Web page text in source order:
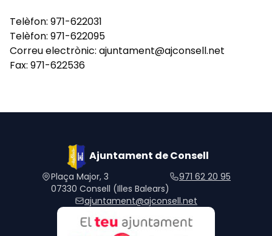
Telèfon: 971-622031
Telèfon: 971-622095
Correu electrònic: ajuntament@ajconsell.net
Fax: 971-622536
Ajuntament de Consell
Plaça Major, 3
07330 Consell (Illes Balears)
971 62 20 95
ajuntament@ajconsell.net